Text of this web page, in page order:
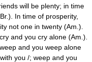
will be plenty; in time
Br.). In time of prosperity,
not one in twenty (Am. ).
and you cry alone (Am. ).
and you weep alone
you /; weep and you